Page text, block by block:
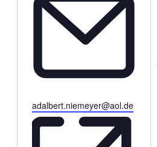
Email
adalbert.niemeyer@aol.de